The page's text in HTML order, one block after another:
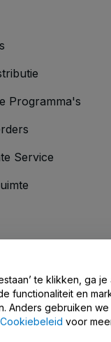
Programma's
Service
/ Neem
te klikken, ga
functionaliteit en
Anders gebruiken
Cookiebeleid voor